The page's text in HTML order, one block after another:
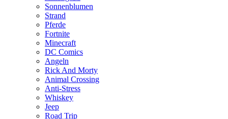
Sonnenblumen
Strand
Pferde
Fortnite
Minecraft
DC Comics
Angeln
Rick And Morty
Animal Crossing
Anti-Stress
Whiskey
Jeep
Road Trip